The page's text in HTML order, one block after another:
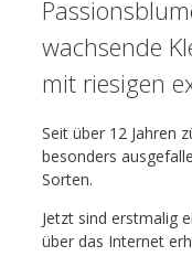
wachsende
mit riesigen
Seit über 12 Jahren
besonders
Sorten.
Jetzt sind erstmalig
über das Internet